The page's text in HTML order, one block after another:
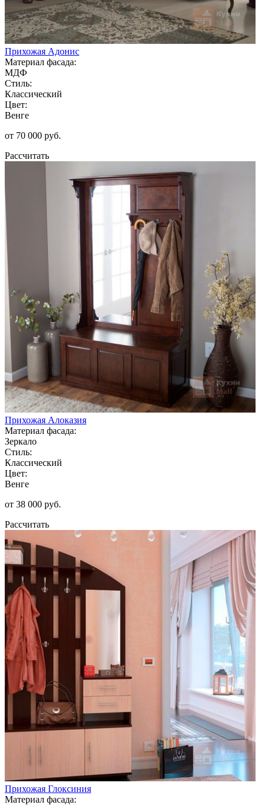
Прихожая Адонис
Материал фасада:
МДФ
Стиль:
Классический
Цвет:
Венге
от 70 000 руб.
Рассчитать
Прихожая Алоказия
Материал фасада:
Зеркало
Стиль:
Классический
Цвет:
Венге
от 38 000 руб.
Рассчитать
Прихожая Глоксиния
Материал фасада: